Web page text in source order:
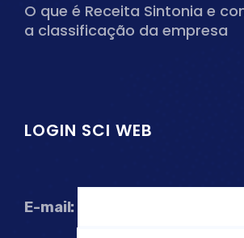
O que é Receita Sintonia e
a classificação da empresa
LOGIN SCI WEB
E-mail: